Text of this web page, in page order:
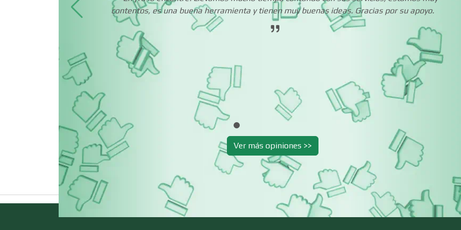
Centros de
Espectáculos
Centros de Nutrición
Cerrajerías Clínicas de Belleza
Clínicas de
Rehabilitación
Clínicas y Hospitales Clubes Deportivos
Cocinas Integrales
Combustibles y
Lubricantes
Compresores de
Computadoras
Conferencias
Empresariales
Construcciones en
Contadores Control de Plagas
Conversiones
contentos, es una buena herramienta y tienen muy buenas ideas. Gracias por su apoyo.
Ver más opiniones >>